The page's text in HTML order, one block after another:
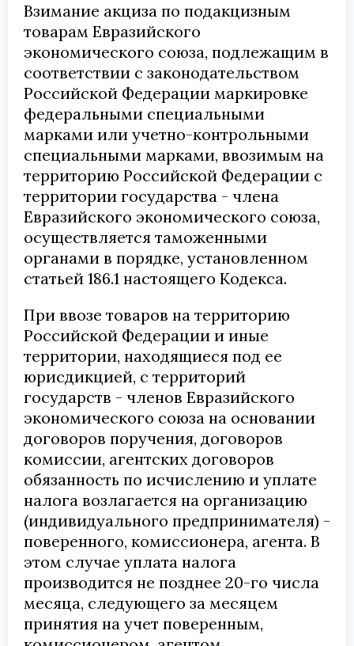
Взимание акциза по подакцизным
товарам Евразийского
экономического союза, подлежащим в
соответствии с законодательством
Российской Федерации маркировке
федеральными специальными
марками или учетно-контрольными
специальными марками, ввозимым на
территорию Российской Федерации с
территории государства - члена
Евразийского экономического союза,
осуществляется таможенными
органами в порядке, установленном
статьей 186.1 настоящего Кодекса.
При ввозе товаров на территорию
Российской Федерации и иные
территории, находящиеся под ее
юрисдикцией, с территорий
государств - членов Евразийского
экономического союза на основании
договоров поручения, договоров
комиссии, агентских договоров
обязанность по исчислению и уплате
налога возлагается на организацию
(индивидуального предпринимателя) -
поверенного, комиссионера, агента. В
этом случае уплата налога
производится не позднее 20-го числа
месяца, следующего за месяцем
принятия на учет поверенным,